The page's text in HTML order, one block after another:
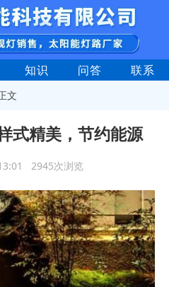
知识 问答 联系
文
式精美，节约能源
2945次浏览